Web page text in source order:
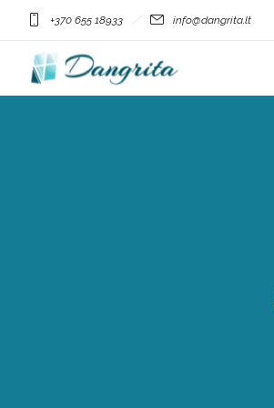
+370 655 18933 info@dangrita.lt